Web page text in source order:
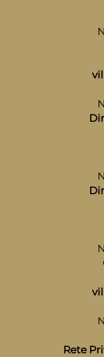
Rete